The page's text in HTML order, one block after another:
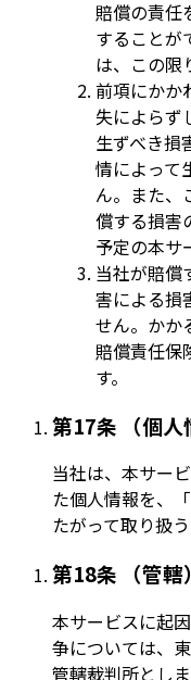
賠償の責任
することが
は、この限
前項にかか
失によらず
生ずべき損
情によって
ん。また、
償する損害
予定の本サ
当社が賠償
害による損
せん。かか
賠償責任保
す。
第17条 （個人
当社は、本サー
た個人情報を、
たがって取り扱
第18条 （管轄）
本サービスに起
争については、
管轄裁判所としま